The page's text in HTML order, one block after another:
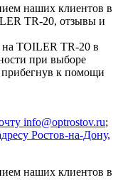
наших клиентов в
TR-20, отзывы и
на TOILER TR-20 в
при выборе
к помощи
info@optrostov.ru;
Ростов-на-Дону,
наших клиентов в